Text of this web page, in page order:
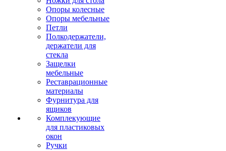
Опоры колесные
Опоры мебельные
Петли
Полкодержатели,
держатели для
стекла
Защелки
мебельные
Реставрационные
материалы
Фурнитура для
ящиков
Комплекующие
для пластиковых
окон
Ручки